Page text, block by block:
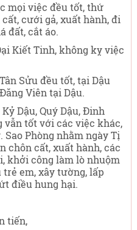
mọi việc đều tốt, thứ
cưới gả, xuất hành, đi
đất, cắt áo.
Kiết Tinh, không kỵ việc
Sửu đều tốt, tại Dậu
Viên tại Dậu.
Dậu, Quý Dậu, Đinh
vẫn tốt với các việc khác,
Phòng nhằm ngày Tị
chôn cất, xuất hành, các
khởi công làm lò nhuộm
trẻ em, xây tường, lấp
điều hung hại.
tiến,